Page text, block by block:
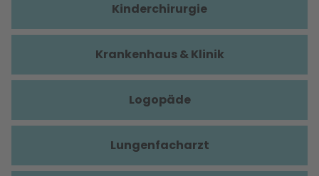
Kinderchirurgie
Krankenhaus & Klinik
Logopäde
Lungenfacharzt